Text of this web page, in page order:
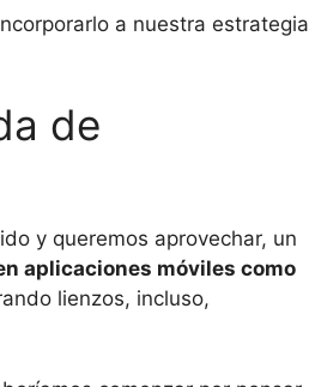
a nuestra estrategia
de
y queremos aprovechar, un
aplicaciones móviles como
lienzos, incluso,